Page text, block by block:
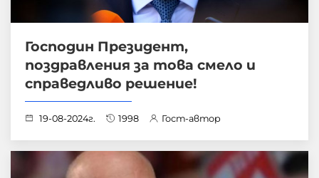
Господин Президент,
поздравления за това смело и
справедливо решение!
19-08-2024г. 1998 Гост-автор